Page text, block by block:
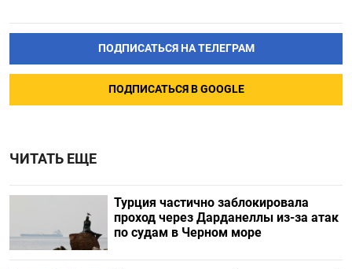
ПОДПИСАТЬСЯ НА ТЕЛЕГРАМ
ПОДПИСАТЬСЯ В GOOGLE
ЧИТАТЬ ЕЩЕ
Турция частично заблокировала
проход через Дарданеллы из-за атак
по судам в Черном море